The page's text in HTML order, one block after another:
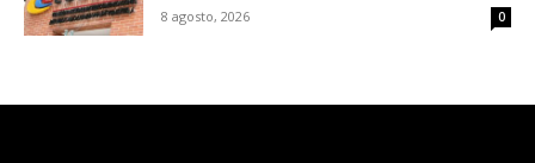
8 agosto, 2026 0